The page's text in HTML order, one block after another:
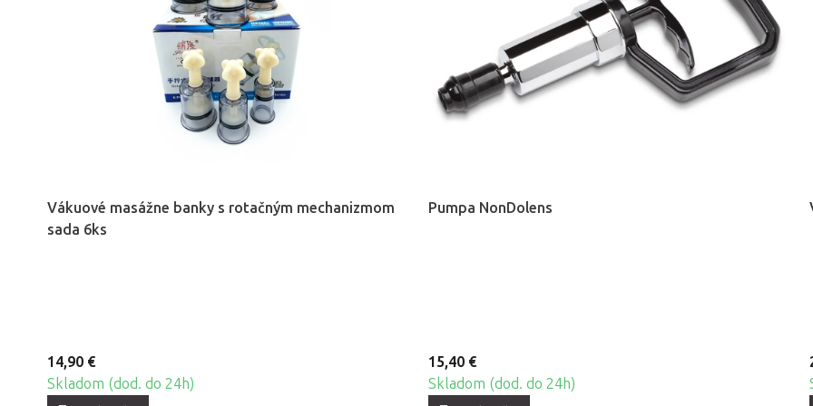
Vákuové masážne banky s rotačným mechanizmom
sada 6ks
14,90 €
Skladom (dod. do 24h)
Pumpa NonDolens
15,40 €
Skladom (dod. do 24h)